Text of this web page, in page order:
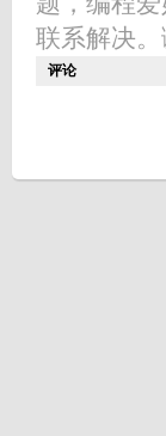
联系解决。
评论